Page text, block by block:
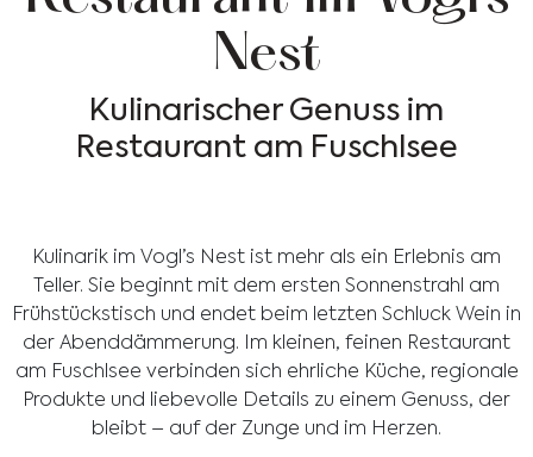
Nest
Kulinarischer Genuss im
Restaurant am Fuschlsee
Kulinarik im Vogl’s Nest ist mehr als ein Erlebnis am
Teller. Sie beginnt mit dem ersten Sonnenstrahl am
Frühstückstisch und endet beim letzten Schluck Wein in
der Abenddämmerung. Im kleinen, feinen Restaurant
am Fuschlsee verbinden sich ehrliche Küche, regionale
Produkte und liebevolle Details zu einem Genuss, der
bleibt – auf der Zunge und im Herzen.